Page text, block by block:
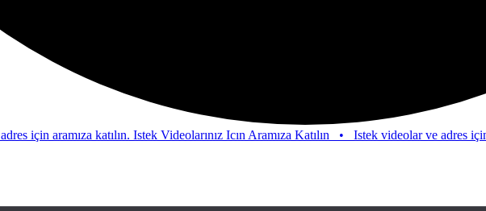
katılın. Istek Videolarınız Icın Aramıza Katılın•Istek videolar ve adres için aramıza